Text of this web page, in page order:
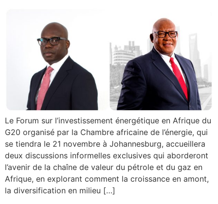
Le Forum sur l’investissement énergétique en Afrique du
G20 organisé par la Chambre africaine de l’énergie, qui
se tiendra le 21 novembre à Johannesburg, accueillera
deux discussions informelles exclusives qui aborderont
l’avenir de la chaîne de valeur du pétrole et du gaz en
Afrique, en explorant comment la croissance en amont,
la diversification en milieu […]